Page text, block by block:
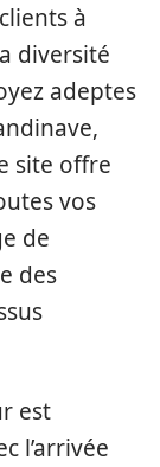
à
diversité
adeptes
site offre
vos
de
des
est
l’arrivée